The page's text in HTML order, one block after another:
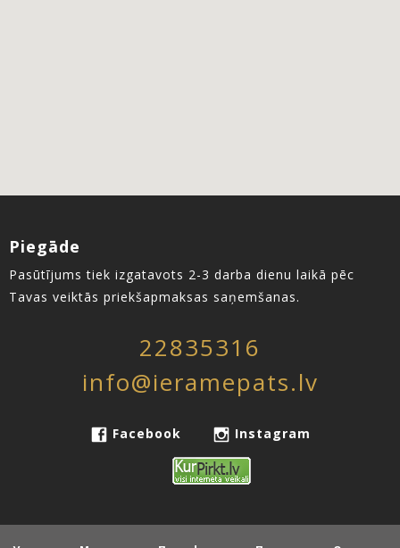
Piegāde
Pasūtījums tiek izgatavots 2-3 darba dienu laikā pēc
Tavas veiktās priekšapmaksas saņemšanas.
22835316
info@ieramepats.lv
Facebook Instagram